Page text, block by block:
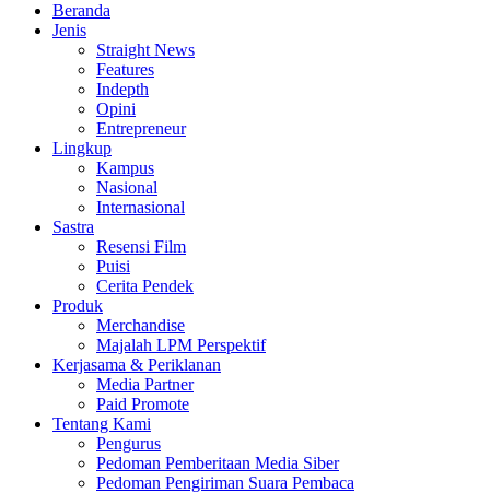
Beranda
Jenis
Straight News
Features
Indepth
Opini
Entrepreneur
Lingkup
Kampus
Nasional
Internasional
Sastra
Resensi Film
Puisi
Cerita Pendek
Produk
Merchandise
Majalah LPM Perspektif
Kerjasama & Periklanan
Media Partner
Paid Promote
Tentang Kami
Pengurus
Pedoman Pemberitaan Media Siber
Pedoman Pengiriman Suara Pembaca